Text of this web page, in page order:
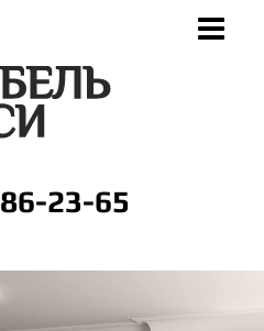
23-65